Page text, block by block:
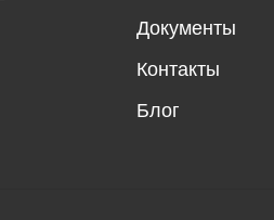
Документы
Контакты
Блог